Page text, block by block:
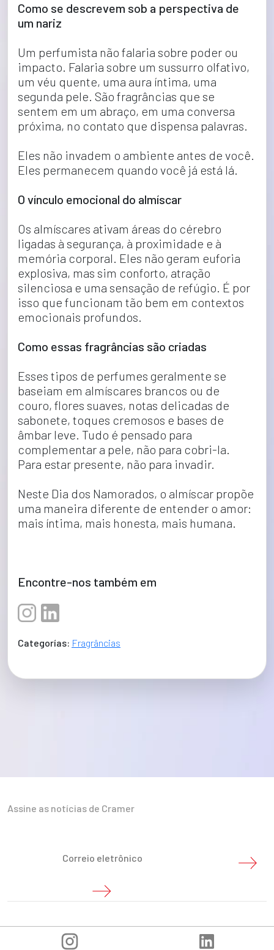
Como se descrevem sob a perspectiva de
um nariz
Um perfumista não falaria sobre poder ou
impacto. Falaria sobre um sussurro olfativo,
um véu quente, uma aura íntima, uma
segunda pele. São fragrâncias que se
sentem em um abraço, em uma conversa
próxima, no contato que dispensa palavras.
Eles não invadem o ambiente antes de você.
Eles permanecem quando você já está lá.
O vínculo emocional do almíscar
Os almíscares ativam áreas do cérebro
ligadas à segurança, à proximidade e à
memória corporal. Eles não geram euforia
explosiva, mas sim conforto, atração
silenciosa e uma sensação de refúgio. É por
isso que funcionam tão bem em contextos
emocionais profundos.
Como essas fragrâncias são criadas
Esses tipos de perfumes geralmente se
baseiam em almíscares brancos ou de
couro, flores suaves, notas delicadas de
sabonete, toques cremosos e bases de
âmbar leve. Tudo é pensado para
complementar a pele, não para cobri-la.
Para estar presente, não para invadir.
Neste Dia dos Namorados, o almíscar propõe
uma maneira diferente de entender o amor:
mais íntima, mais honesta, mais humana.
Encontre-nos também em
Categorías: Fragrâncias
Assine as notícias de Cramer